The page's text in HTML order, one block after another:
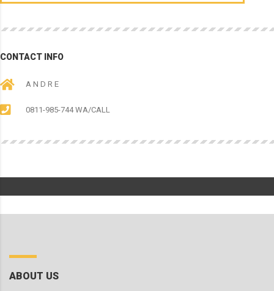
CONTACT INFO
A N D R E
0811-985-744 WA/CALL
ABOUT US